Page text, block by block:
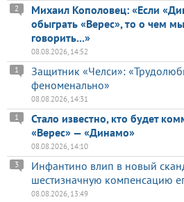
Михаил Кополовец: «Если
обыграть «Верес», то о чем
говорить...»
2
08.08.2026, 14:52
Защитник «Челси»:
феноменально»
1
08.08.2026, 14:31
Стало известно, кто будет
«Верес» — «Динамо»
1
08.08.2026, 14:10
Инфантино влип в новый
шестизначную компенсацию
3
08.08.2026, 13:49